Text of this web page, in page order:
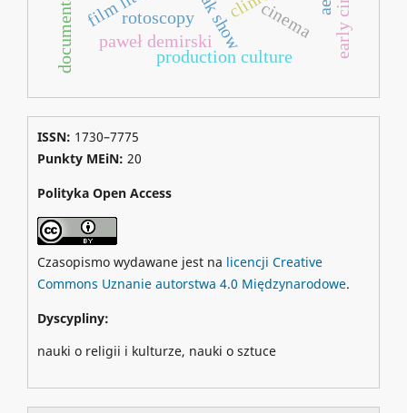
cinema
rotoscopy
production culture
paweł demirski
ISSN: 1730–7775
Punkty MEiN: 20
Polityka Open Access
Czasopismo wydawane jest na licencji Creative
Commons Uznanie autorstwa 4.0 Międzynarodowe.
Dyscypliny:
nauki o religii i kulturze, nauki o sztuce